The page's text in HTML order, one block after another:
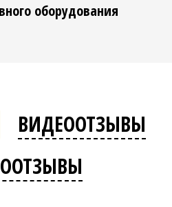
оборудования
ВИДЕООТЗЫВЫ